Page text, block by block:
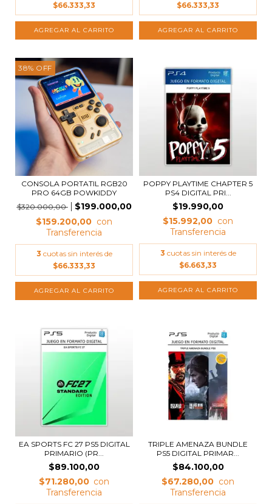
$66.333,33
$66.333,33
38% OFF
CONSOLA PORTATIL RGB20
PRO 64GB POWKIDDY
$320.000,00
$199.000,00
$159.200,00
3 cuotas sin interés de
$66.333,33
POPPY PLAYTIME CHAPTER 5
PS4 DIGITAL PRI...
$19.990,00
$15.992,00
3 cuotas sin interés de
$6.663,33
EA SPORTS FC 27 PS5 DIGITAL
PRIMARIO (PR...
$89.100,00
$71.280,00
TRIPLE AMENAZA BUNDLE
PS5 DIGITAL PRIMAR...
$84.100,00
$67.280,00